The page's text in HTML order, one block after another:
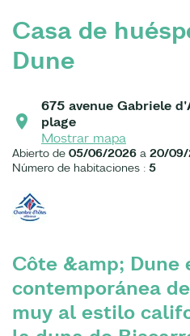
Casa de
Dune
675 avenue Gabriele
plage
Mostrar mapa
Abierto de 05/06/2026 a 20/
Número de habitaciones : 5
Côte &amp; Dune
contemporánea
muy al estilo